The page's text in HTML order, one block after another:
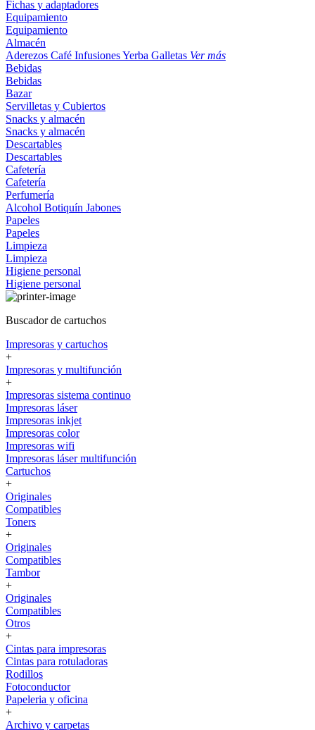
Fichas y adaptadores
Equipamiento
Equipamiento
Almacén
Aderezos Café InfusionesYerba Galletas Ver más
Bebidas
Bebidas
Bazar
Servilletas y Cubiertos
Snacks y almacén
Snacks y almacén
Descartables
Descartables
Cafetería
Cafetería
Perfumería
Alcohol Botiquín Jabones
Papeles
Papeles
Limpieza
Limpieza
Higiene personal
Higiene personal
Buscador de cartuchos
Impresoras y cartuchos
+
Impresoras y multifunción
+
Impresoras sistema continuo
Impresoras láser
Impresoras inkjet
Impresoras color
Impresoras wifi
Impresoras láser multifunción
Cartuchos
+
Originales
Compatibles
Toners
+
Originales
Compatibles
Tambor
+
Originales
Compatibles
Otros
+
Cintas para impresoras
Cintas para rotuladoras
Rodillos
Fotoconductor
Papeleria y oficina
+
Archivo y carpetas